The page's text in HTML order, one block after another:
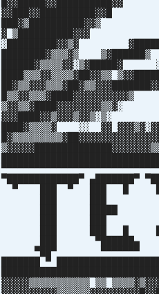
▓
████████▓▒▒▒▓▒
████▒▒▒▓▓▒▒▒▒▓██▓▓▒▒
████▓▒▒▒▒▓ ░░ ▓▓
▀█████████████▀
▀ ███ ▀ ███ █ █ ▄
███ ███ █ ███
███ █████ ███
███ ███ ███
███ ███ █ ████
███ ▀██████▄ ▀██
▀██▀
███████ ▀
▓▓▓▓▓▒▒▒▒▒▒▒▒▒▒▒ ▒▒